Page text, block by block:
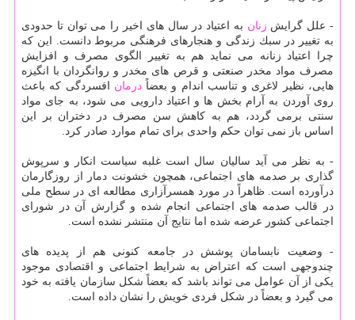
- علل گرایش زنان به اعتیاد در سال های اخیر را می توان تا حدودی
به تغییر در سبك زندگی و هنجارهای فرهنگی مربوط دانست. این كه
چرا اعتیاد زنانه می نماید هم به تغییر الگوی مصرف و افزایش
مصرف مواد مخدر صنعتی و قرص های مخدر و روانگردان با انگیزه
هایی، نظیر لاغری و تناسب اندام و بعضاًدرمان افسردگی كه باعث
روی آوردن به آرام بخش ها و اعتیاد دارویی می شود، به جای مواد
سنتی برمی گردد، هم به كاهش سن مصرف در دختران بر این
اساس باز نمی توان حكم واحدی برای تمام موارد صادر كرد.
- به نظر می آید سالیان سال است غلبه سیاست انكار و سرپوش
گذاری بر صدمه های اجتماعی، همچون خشونت دمار از روزگارمان
درآورده است. ظاهراً در مورد همسرآزاری مطالعه ای در سطح ملی
در قالب صدمه های اجتماعی انجام شده و گزارش آن در شورای
اجتماعی كشور عرضه شده اما نتایج آن منتشر نشده است.
- وضعیت نابسامان پوشش در جامعه كنونی هم از پدیده های
چندوجهی است كه اعتراض به شرایط اجتماعی و اقتصادی موجود
یكی از آن عوامل می تواند باشد كه بعضاً شكل سازمان یافته به خود
می گیرد و بعضاً در شكل فردی خویش را نشان داده است.